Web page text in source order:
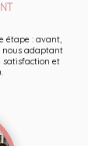
étape : avant,
nous adaptant
satisfaction et